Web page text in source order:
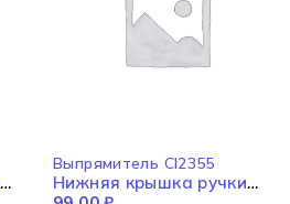
Выпрямитель CI2355
Нижняя крышка ручки